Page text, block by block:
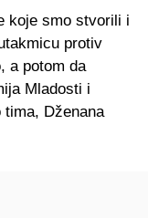
koje smo stvorili i
protiv
a potom da
Mladosti i
Dženana